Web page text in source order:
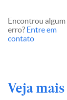
Encontrou algum
erro? Entre em
contato
Veja